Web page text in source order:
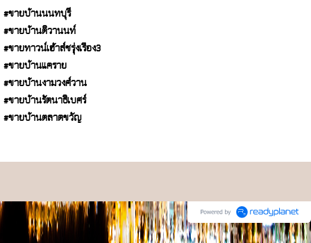
#ขายบ้านนนทบุรี
#ขายบ้านติวานนท์
#ขายทาวน์เฮ้าส์ชรุ่งเรือง3
#ขายบ้านแคราย
#ขายบ้านงามวงศ์วาน
#ขายบ้านรัตนาธิเบศร์
#ขายบ้านตลาดขวัญ